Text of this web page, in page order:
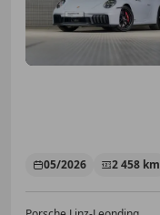
05/2026 2 458 km